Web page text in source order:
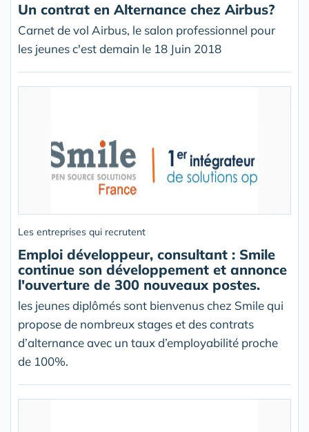
Un contrat en Alternance chez Airbus?
Carnet de vol Airbus, le salon professionnel pour
les jeunes c'est demain le 18 Juin 2018
Les entreprises qui recrutent
Emploi développeur, consultant : Smile
continue son développement et annonce
l'ouverture de 300 nouveaux postes.
les jeunes diplômés sont bienvenus chez Smile qui
propose de nombreux stages et des contrats
d’alternance avec un taux d’employabilité proche
de 100%.